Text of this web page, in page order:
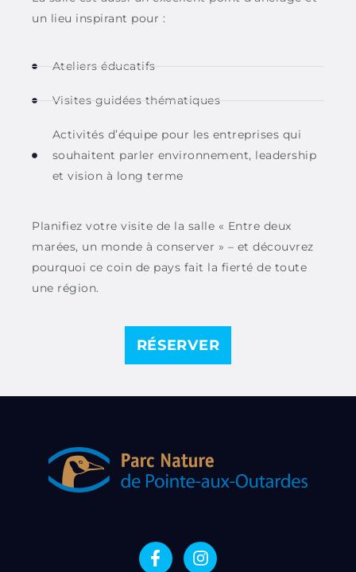
un lieu inspirant pour :
Ateliers éducatifs
Visites guidées thématiques
Activités d’équipe pour les entreprises qui
souhaitent parler environnement, leadership
et vision à long terme
Planifiez votre visite de la salle « Entre deux
marées, un monde à conserver » – et découvrez
pourquoi ce coin de pays fait la fierté de toute
une région.
RÉSERVER